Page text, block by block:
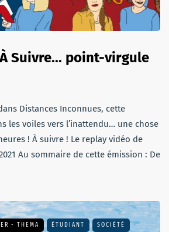
Suivre... point-virgule
Distances Inconnues, cette
les voiles vers l’inattendu… une chose
! À suivre ! Le replay vidéo de
Au sommaire de cette émission : De
- THEMA ÉTUDIANT SOCIÉTÉ